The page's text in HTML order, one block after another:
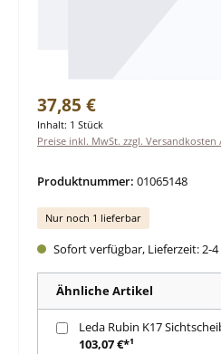
Regulärer Preis:
37,85 €
Inhalt: 1 Stück
Preise inkl. MwSt. zzgl.
Produktnummer: 01065148
Nur noch 1 lieferbar
Sofort verfügbar, Lieferzeit: 2-4
Ähnliche Artikel
Leda Rubin K17
103,07 €*¹